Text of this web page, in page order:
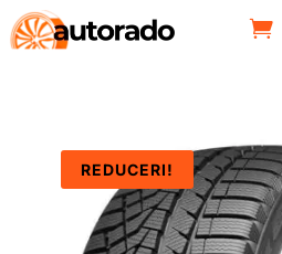
REDUCERI!